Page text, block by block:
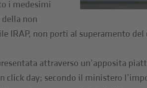
i medesimi
non
IRAP, non porti al superamento del
attraverso un’apposita
click day; secondo il ministero